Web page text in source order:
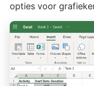
opties voor